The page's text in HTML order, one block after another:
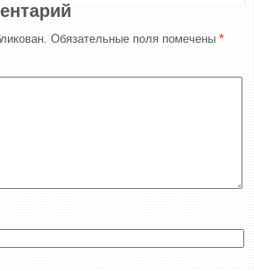
Обязательные поля помечены *